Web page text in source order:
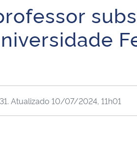
. Atualizado 10/07/2024, 11h01